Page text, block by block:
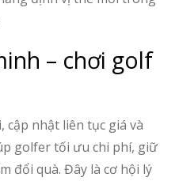
– chơi golf
nhật liên tục giá và
golfer tối ưu chi phí, giữ
đổi quà. Đây là cơ hội lý